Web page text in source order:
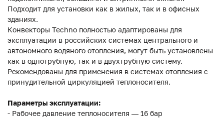
Подходит для установки как в жилых, так и в офисных
зданиях.
Конвекторы Techno полностью адаптированы для
эксплуатации в российских системах центрального и
автономного водяного отопления, могут быть установлены
как в однотрубную, так и в двухтрубную систему.
Рекомендованы для применения в системах отопления с
принудительной циркуляцией теплоносителя.
Параметры эксплуатации:
- Рабочее давление теплоносителя — 16 бар